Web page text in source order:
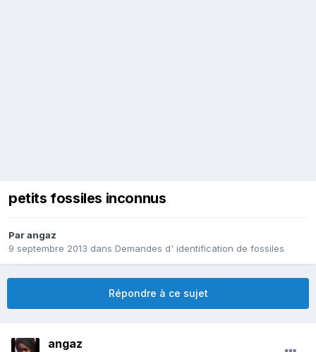
petits fossiles inconnus
Parangaz
9 septembre 2013 dans Demandes d' identification de fossiles
Répondre à ce sujet
angaz